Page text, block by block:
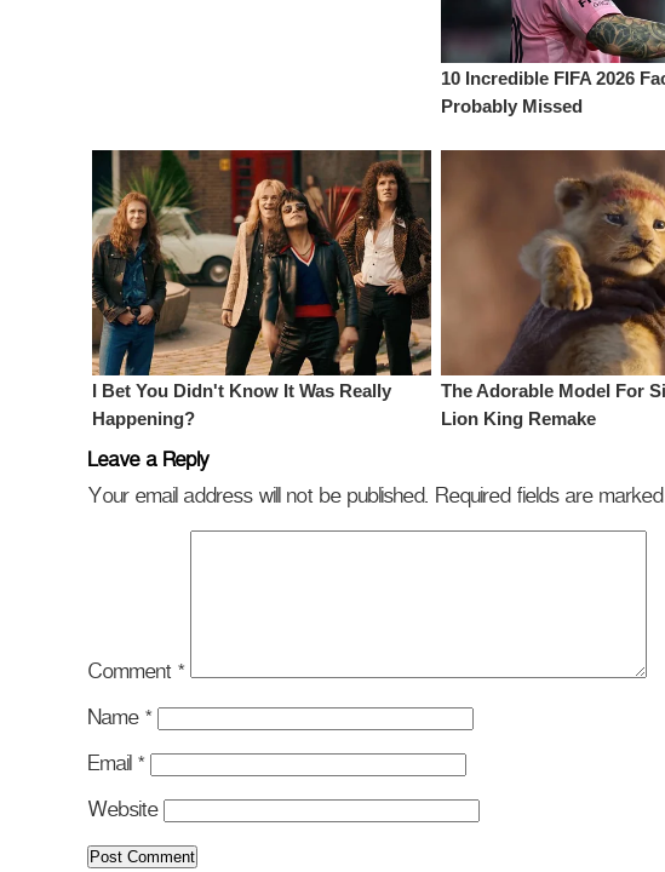
Leave a Reply
Your email address will not be published. Required fields are marked
Comment *
Name *
Email *
Website